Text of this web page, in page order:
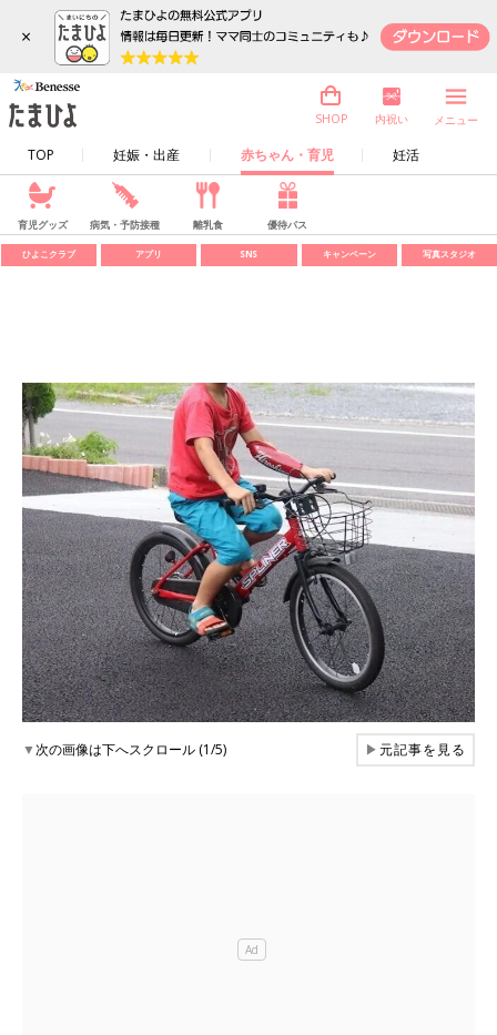
×
TOP 妊娠・出産 赤ちゃん・育児 妊活
SHOP 内祝い メニュー
育児グッズ 病気・予防接種 離乳食 優待パス
ひよこクラブ アプリ SNS キャンペーン 写真スタジオ
▼次の画像は下へスクロール (1/5) ▶元記事を見る